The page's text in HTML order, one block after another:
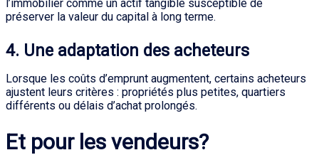
l’immobilier comme un actif tangible susceptible de
préserver la valeur du capital à long terme.
4. Une adaptation des acheteurs
Lorsque les coûts d’emprunt augmentent, certains acheteurs
ajustent leurs critères : propriétés plus petites, quartiers
différents ou délais d’achat prolongés.
Et pour les vendeurs?